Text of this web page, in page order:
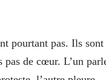
pourtant pas. Ils sont
pas de cœur. L’un